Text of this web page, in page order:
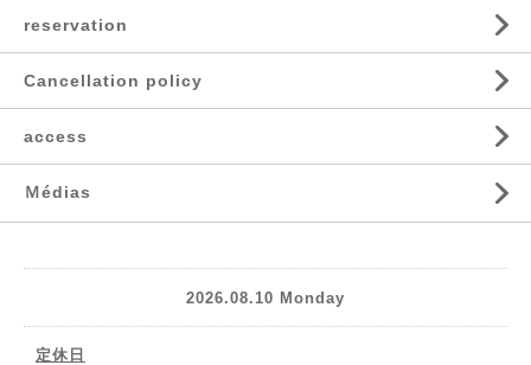
reservation
Cancellation policy
access
Ｍédias
2026.08.10 Monday
定休日